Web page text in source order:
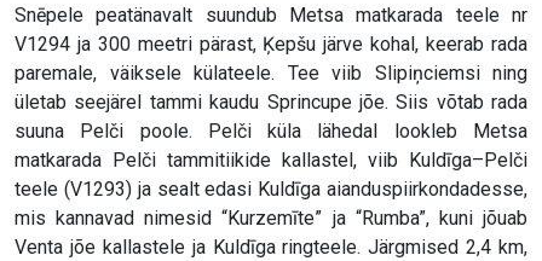
Snēpele peatänavalt suundub Metsa matkarada teele nr
V1294 ja 300 meetri pärast, Ķepšu järve kohal, keerab rada
paremale, väiksele külateele. Tee viib Slipiņciemsi ning
ületab seejärel tammi kaudu Sprincupe jõe. Siis võtab rada
suuna Pelči poole. Pelči küla lähedal lookleb Metsa
matkarada Pelči tammitiikide kallastel, viib Kuldīga–Pelči
teele (V1293) ja sealt edasi Kuldīga aianduspiirkondadesse,
mis kannavad nimesid “Kurzemīte” ja “Rumba”, kuni jõuab
Venta jõe kallastele ja Kuldīga ringteele. Järgmised 2,4 km,